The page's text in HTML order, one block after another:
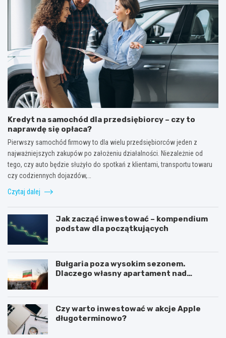
Kredyt na samochód dla przedsiębiorcy – czy to
naprawdę się opłaca?
Pierwszy samochód firmowy to dla wielu przedsiębiorców jeden z
najważniejszych zakupów po założeniu działalności. Niezależnie od
tego, czy auto będzie służyło do spotkań z klientami, transportu towaru
czy codziennych dojazdów,…
Czytaj dalej
Jak zacząć inwestować – kompendium
podstaw dla początkujących
Bułgaria poza wysokim sezonem.
Dlaczego własny apartament nad
Czy warto inwestować w akcje Apple
długoterminowo?